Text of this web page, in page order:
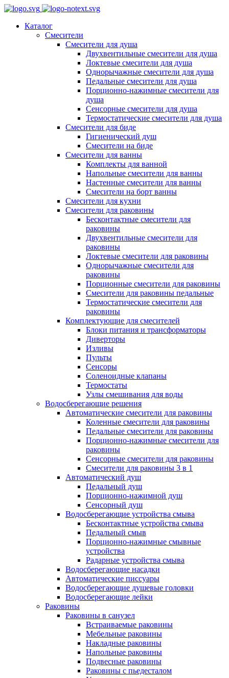
Каталог
Смесители
Смесители для душа
Двухвентильные смесители для душа
Локтевые смесители для душа
Однорычажные смесители для душа
Педальные смесители для душа
Порционно-нажимные смесители для
душа
Сенсорные смесители для душа
Термостатические смесители для душа
Смесители для биде
Гигиенический душ
Смесители на биде
Смесители для ванны
Комплекты для ванной
Напольные смесители для ванны
Настенные смесители для ванны
Смесители на борт ванны
Смесители для кухни
Смесители для раковины
Бесконтактные смесители для
раковины
Двухвентильные смесители для
раковины
Локтевые смесители для раковины
Однорычажные смесители для
раковины
Порционные смесители для раковины
Смесители для раковины педальные
Термостатические смесители для
раковины
Комплектующие для смесителей
Блоки питания и трансформаторы
Диверторы
Изливы
Пульты
Сенсоры
Соленоидные клапаны
Термостаты
Узлы смешивания для воды
Водосберегающие решения
Автоматические смесители для раковины
Коленные смесители для раковины
Педальные смесители для раковины
Порционно-нажимные смесители для
раковины
Сенсорные смесители для раковины
Смесители для раковины 3 в 1
Автоматический душ
Педальный душ
Порционно-нажимной душ
Сенсорный душ
Водосберегающие устройства смыва
Бесконтактные устройства смыва
Педальный смыв
Порционно-нажимные смывные
устройства
Радарные устройства смыва
Водосберегающие насадки
Автоматические писсуары
Водосберегающие душевые головки
Водосберегающие лейки
Раковины
Раковины в санузел
Встраиваемые раковины
Мебельные раковины
Накладные раковины
Напольные раковины
Подвесные раковины
Раковины с пьедесталом